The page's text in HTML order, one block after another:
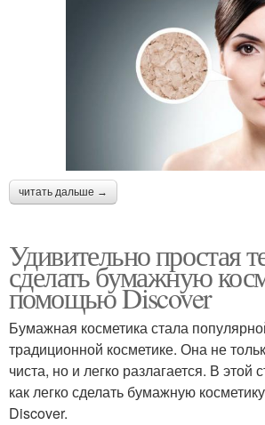
читать дальше →
Удивительно простая
сделать бумажную
помощью Discover
Бумажная косметика стала
традиционной косметике. Она не
чиста, но и легко разлагается. В этой
как легко сделать бумажную
Discover.